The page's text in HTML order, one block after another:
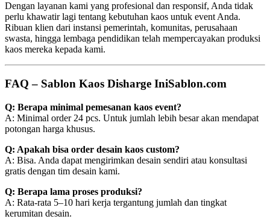
Dengan layanan kami yang profesional dan responsif, Anda tidak
perlu khawatir lagi tentang kebutuhan kaos untuk event Anda.
Ribuan klien dari instansi pemerintah, komunitas, perusahaan
swasta, hingga lembaga pendidikan telah mempercayakan produksi
kaos mereka kepada kami.
FAQ – Sablon Kaos Disharge IniSablon.com
Q: Berapa minimal pemesanan kaos event?
A: Minimal order 24 pcs. Untuk jumlah lebih besar akan mendapat
potongan harga khusus.
Q: Apakah bisa order desain kaos custom?
A: Bisa. Anda dapat mengirimkan desain sendiri atau konsultasi
gratis dengan tim desain kami.
Q: Berapa lama proses produksi?
A: Rata-rata 5–10 hari kerja tergantung jumlah dan tingkat
kerumitan desain.